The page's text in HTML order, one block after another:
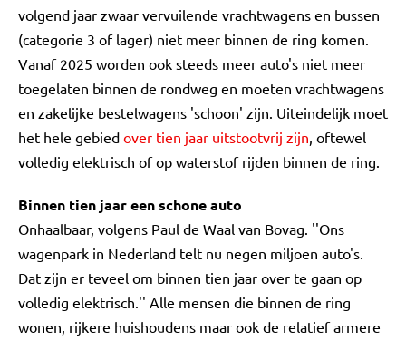
volgend jaar zwaar vervuilende vrachtwagens en bussen
(categorie 3 of lager) niet meer binnen de ring komen.
Vanaf 2025 worden ook steeds meer auto's niet meer
toegelaten binnen de rondweg en moeten vrachtwagens
en zakelijke bestelwagens 'schoon' zijn. Uiteindelijk moet
het hele gebied over tien jaar uitstootvrij zijn, oftewel
volledig elektrisch of op waterstof rijden binnen de ring.
Binnen tien jaar een schone auto
Onhaalbaar, volgens Paul de Waal van Bovag. ''Ons
wagenpark in Nederland telt nu negen miljoen auto's.
Dat zijn er teveel om binnen tien jaar over te gaan op
volledig elektrisch.'' Alle mensen die binnen de ring
wonen, rijkere huishoudens maar ook de relatief armere